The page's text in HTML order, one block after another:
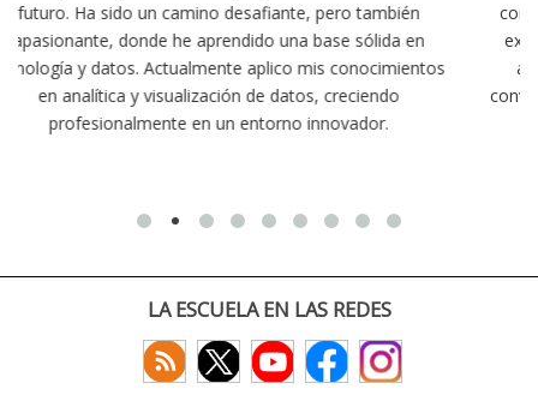
en
conectividad afecta nuestra vida diaria. Aunque la
exige esfuerzo, he dedicado parte de mi tiempo a
actividades como el salvamento y socorrismo. Estoy
convencido de que elegir teleco ha sido una de las
decisiones que he tomado.
LA ESCUELA EN LAS REDES